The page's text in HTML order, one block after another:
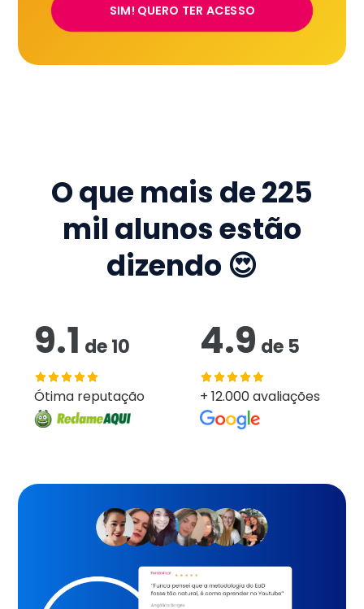
SIM! QUERO TER ACESSO
O que mais de225
mil alunos estão
dizendo 😍
9.1 de10
Ótima reputação
4.9 de 5
+ 12.000 avaliações